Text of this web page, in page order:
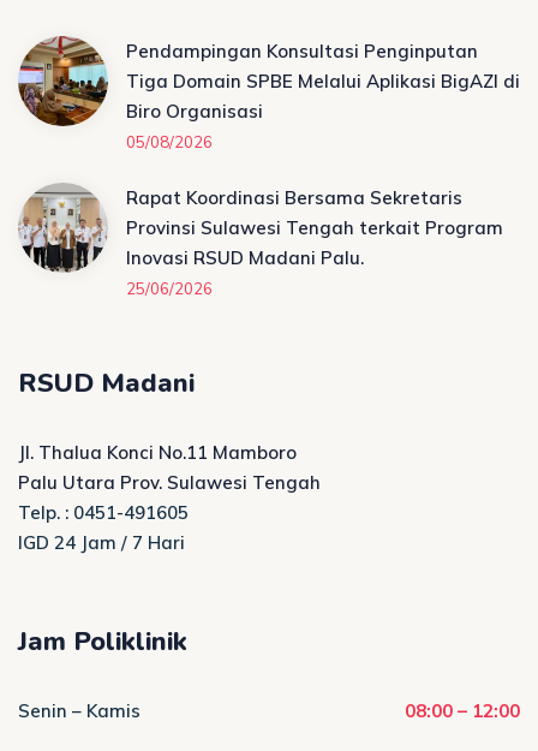
Pendampingan Konsultasi Penginputan
Tiga Domain SPBE Melalui Aplikasi BigAZI di
Biro Organisasi
05/08/2026
Rapat Koordinasi Bersama Sekretaris
Provinsi Sulawesi Tengah terkait Program
Inovasi RSUD Madani Palu.
25/06/2026
RSUD Madani
Jl. Thalua Konci No.11 Mamboro
Palu Utara Prov. Sulawesi Tengah
Telp. : 0451-491605
IGD 24 Jam / 7 Hari
Jam Poliklinik
Senin – Kamis 08:00 – 12:00